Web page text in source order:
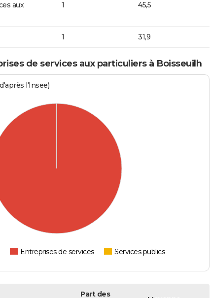
aux
1 45,5
1 31,9
de services aux particuliers à Boisseuilh
l'Insee)
Entreprises de services Services publics
Part des